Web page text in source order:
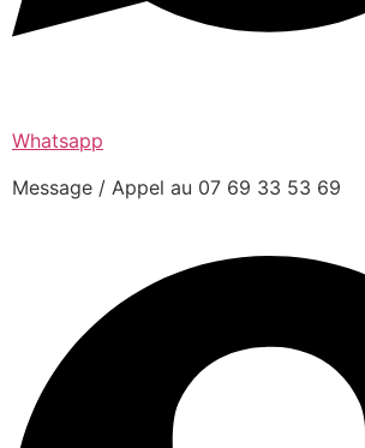
Whatsapp
Message / Appel au 07 69 33 53 69